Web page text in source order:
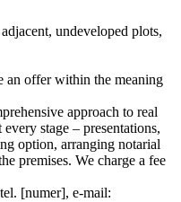
undeveloped plots,
an offer within the meaning
approach to real
stage – presentations,
option, arranging notarial
premises. We charge a fee
[numer], e-mail: